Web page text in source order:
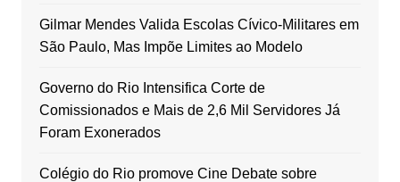
Gilmar Mendes Valida Escolas Cívico-Militares em
São Paulo, Mas Impõe Limites ao Modelo
Governo do Rio Intensifica Corte de
Comissionados e Mais de 2,6 Mil Servidores Já
Foram Exonerados
Colégio do Rio promove Cine Debate sobre